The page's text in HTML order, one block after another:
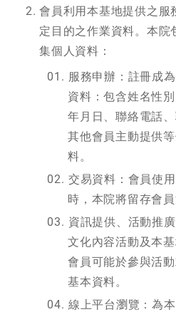
會員利用本基地提供之服
定目的之作業資料。本院
集個人資料：
服務申辦：註冊成
資料：包含姓名性
年月日、聯絡電話
其他會員主動提供
料。
交易資料：會員使
時，本院將留存會
資訊提供、活動推
文化內容活動及本
會員可能於參與活
基本資料。
線上平台瀏覽：為